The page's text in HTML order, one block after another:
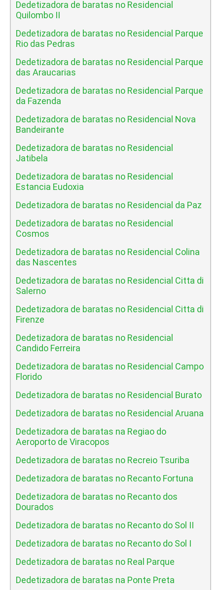
Dedetizadora de baratas no Residencial
Quilombo II
Dedetizadora de baratas no Residencial Parque
Rio das Pedras
Dedetizadora de baratas no Residencial Parque
das Araucarias
Dedetizadora de baratas no Residencial Parque
da Fazenda
Dedetizadora de baratas no Residencial Nova
Bandeirante
Dedetizadora de baratas no Residencial
Jatibela
Dedetizadora de baratas no Residencial
Estancia Eudoxia
Dedetizadora de baratas no Residencial da Paz
Dedetizadora de baratas no Residencial
Cosmos
Dedetizadora de baratas no Residencial Colina
das Nascentes
Dedetizadora de baratas no Residencial Citta di
Salerno
Dedetizadora de baratas no Residencial Citta di
Firenze
Dedetizadora de baratas no Residencial
Candido Ferreira
Dedetizadora de baratas no Residencial Campo
Florido
Dedetizadora de baratas no Residencial Burato
Dedetizadora de baratas no Residencial Aruana
Dedetizadora de baratas na Regiao do
Aeroporto de Viracopos
Dedetizadora de baratas no Recreio Tsuriba
Dedetizadora de baratas no Recanto Fortuna
Dedetizadora de baratas no Recanto dos
Dourados
Dedetizadora de baratas no Recanto do Sol II
Dedetizadora de baratas no Recanto do Sol I
Dedetizadora de baratas no Real Parque
Dedetizadora de baratas na Ponte Preta